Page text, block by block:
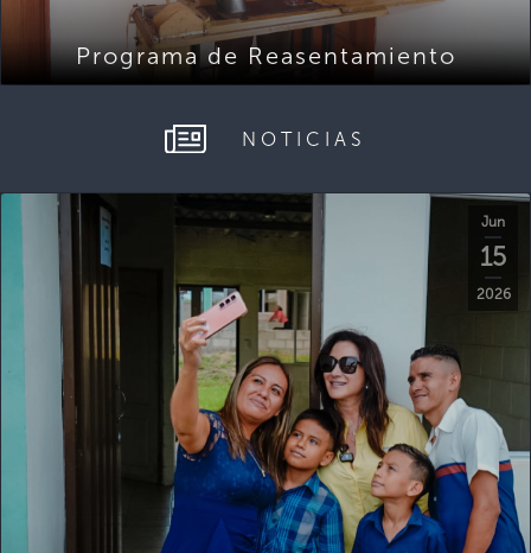
Programa de Reasentamiento
NOTICIAS
Jun
15
2026